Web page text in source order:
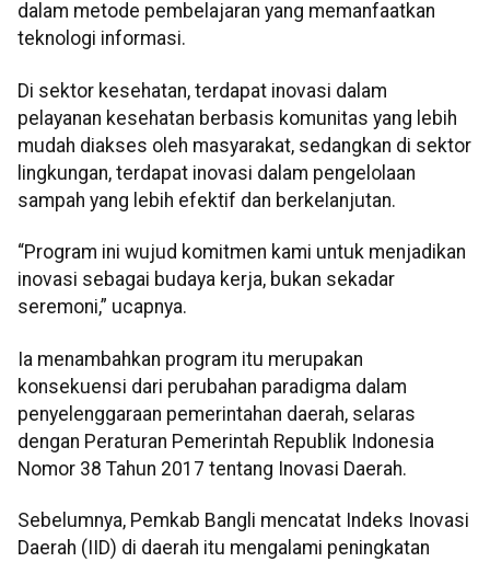
dalam metode pembelajaran yang memanfaatkan
teknologi informasi.
Di sektor kesehatan, terdapat inovasi dalam
pelayanan kesehatan berbasis komunitas yang lebih
mudah diakses oleh masyarakat, sedangkan di sektor
lingkungan, terdapat inovasi dalam pengelolaan
sampah yang lebih efektif dan berkelanjutan.
“Program ini wujud komitmen kami untuk menjadikan
inovasi sebagai budaya kerja, bukan sekadar
seremoni,” ucapnya.
Ia menambahkan program itu merupakan
konsekuensi dari perubahan paradigma dalam
penyelenggaraan pemerintahan daerah, selaras
dengan Peraturan Pemerintah Republik Indonesia
Nomor 38 Tahun 2017 tentang Inovasi Daerah.
Sebelumnya, Pemkab Bangli mencatat Indeks Inovasi
Daerah (IID) di daerah itu mengalami peningkatan